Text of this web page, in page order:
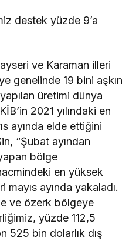
destek yüzde 9’a
ve Karaman illeri
genelinde 19 bini aşkın
üretimi dünya
2021 yılındaki en
ayında elde ettiğini
“Şubat ayından
bölge
en yüksek
mayıs ayında yakaladı.
ve özerk bölgeye
yüzde 112,5
525 bin dolarlık dış